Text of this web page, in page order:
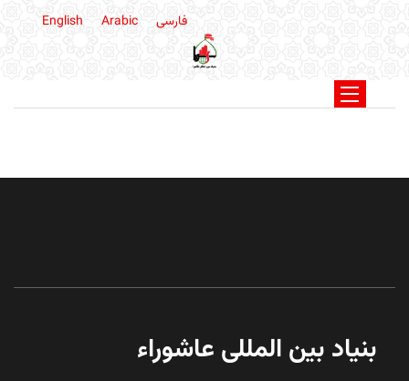
فارسی English Arabic
بنیاد بین المللی عاشوراء